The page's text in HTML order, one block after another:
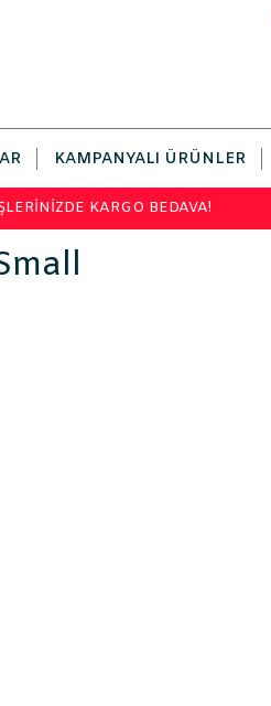
KAMPANYALI ÜRÜNLER
KARGO BEDAVA!